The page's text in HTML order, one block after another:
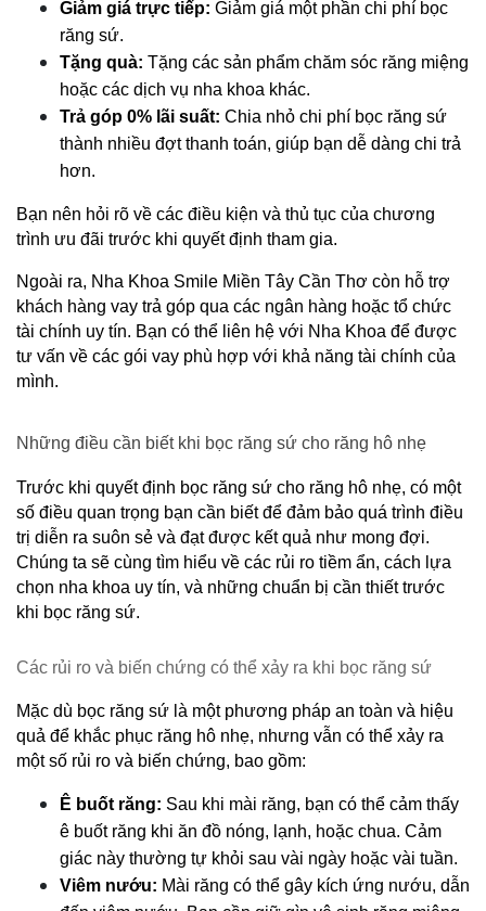
Giảm giá trực tiếp: Giảm giá một phần chi phí bọc
răng sứ.
Tặng quà: Tặng các sản phẩm chăm sóc răng miệng
hoặc các dịch vụ nha khoa khác.
Trả góp 0% lãi suất: Chia nhỏ chi phí bọc răng sứ
thành nhiều đợt thanh toán, giúp bạn dễ dàng chi trả
hơn.
Bạn nên hỏi rõ về các điều kiện và thủ tục của chương
trình ưu đãi trước khi quyết định tham gia.
Ngoài ra, Nha Khoa Smile Miền Tây Cần Thơ còn hỗ trợ
khách hàng vay trả góp qua các ngân hàng hoặc tổ chức
tài chính uy tín. Bạn có thể liên hệ với Nha Khoa để được
tư vấn về các gói vay phù hợp với khả năng tài chính của
mình.
Những điều cần biết khi bọc răng sứ cho răng hô nhẹ
Trước khi quyết định bọc răng sứ cho răng hô nhẹ, có một
số điều quan trọng bạn cần biết để đảm bảo quá trình điều
trị diễn ra suôn sẻ và đạt được kết quả như mong đợi.
Chúng ta sẽ cùng tìm hiểu về các rủi ro tiềm ẩn, cách lựa
chọn nha khoa uy tín, và những chuẩn bị cần thiết trước
khi bọc răng sứ.
Các rủi ro và biến chứng có thể xảy ra khi bọc răng sứ
Mặc dù bọc răng sứ là một phương pháp an toàn và hiệu
quả để khắc phục răng hô nhẹ, nhưng vẫn có thể xảy ra
một số rủi ro và biến chứng, bao gồm:
Ê buốt răng: Sau khi mài răng, bạn có thể cảm thấy
ê buốt răng khi ăn đồ nóng, lạnh, hoặc chua. Cảm
giác này thường tự khỏi sau vài ngày hoặc vài tuần.
Viêm nướu: Mài răng có thể gây kích ứng nướu, dẫn